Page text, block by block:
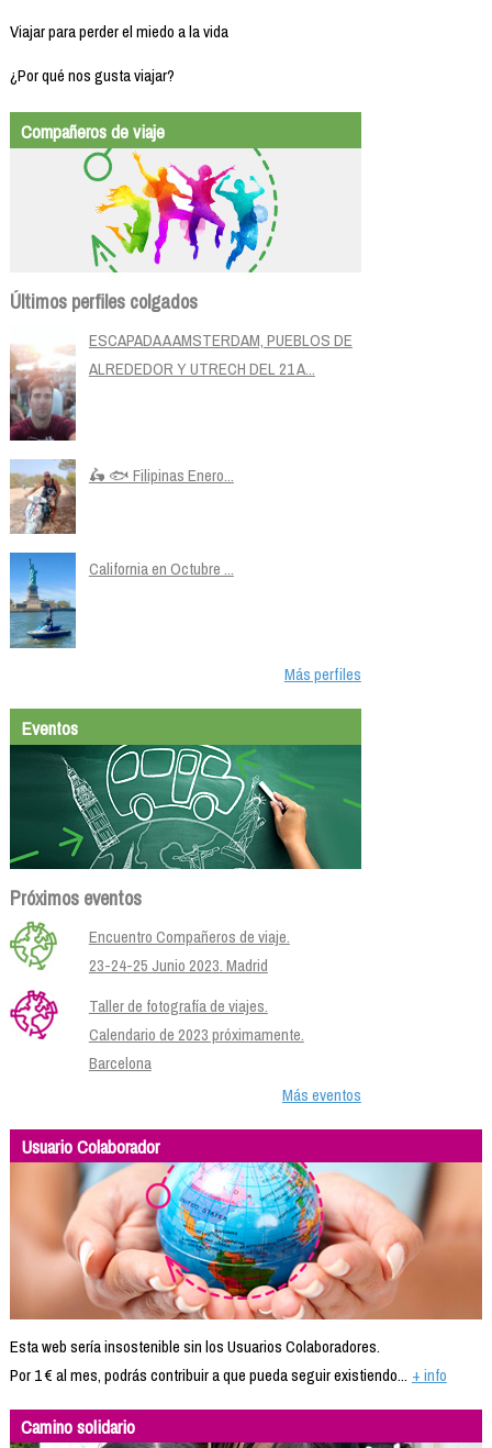
Viajar para perder el miedo a la vida
¿Por qué nos gusta viajar?
Compañeros de viaje
Últimos perfiles colgados
ESCAPADA A AMSTERDAM, PUEBLOS DE
ALREDEDOR Y UTRECH DEL 21 A...
🛵 🐟 Filipinas Enero...
California en Octubre ...
Más perfiles
Eventos
Próximos eventos
Encuentro Compañeros de viaje.
23-24-25 Junio 2023. Madrid
Taller de fotografía de viajes.
Calendario de 2023 próximamente.
Barcelona
Más eventos
Usuario Colaborador
Esta web sería insostenible sin los Usuarios Colaboradores.
Por 1 € al mes, podrás contribuir a que pueda seguir existiendo... + info
Camino solidario